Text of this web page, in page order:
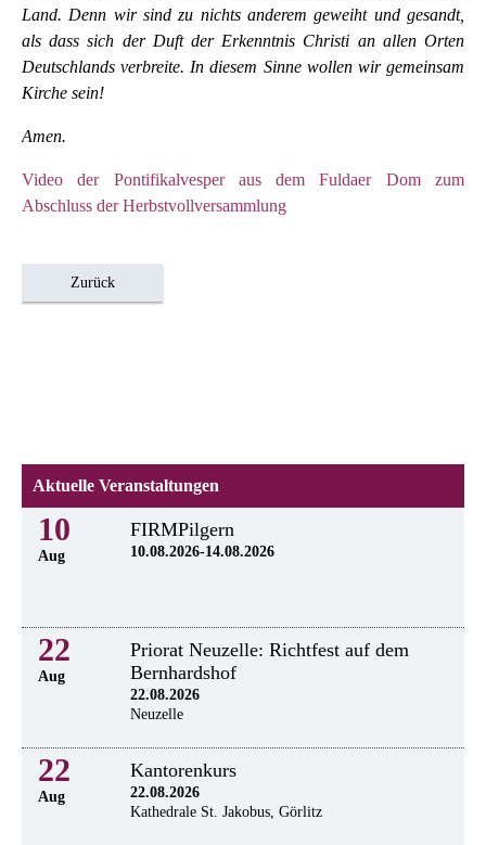
Land. Denn wir sind zu nichts anderem geweiht und gesandt,
als dass sich der Duft der Erkenntnis Christi an allen Orten
Deutschlands verbreite. In diesem Sinne wollen wir gemeinsam
Kirche sein!
Amen.
Video der Pontifikalvesper aus dem Fuldaer Dom zum
Abschluss der Herbstvollversammlung
Zurück
Aktuelle Veranstaltungen
10
Aug
FIRMPilgern
10.08.2026-14.08.2026
22
Aug
Priorat Neuzelle: Richtfest auf dem
Bernhardshof
22.08.2026
Neuzelle
22
Aug
Kantorenkurs
22.08.2026
Kathedrale St. Jakobus, Görlitz